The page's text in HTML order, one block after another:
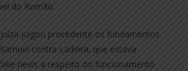
do Romão.
julgou procedente os fundamentos
contra Ladeira, que estava
news a respeito do funcionamento